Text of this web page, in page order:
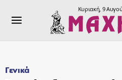
Κυριακή, 9
Γενικά